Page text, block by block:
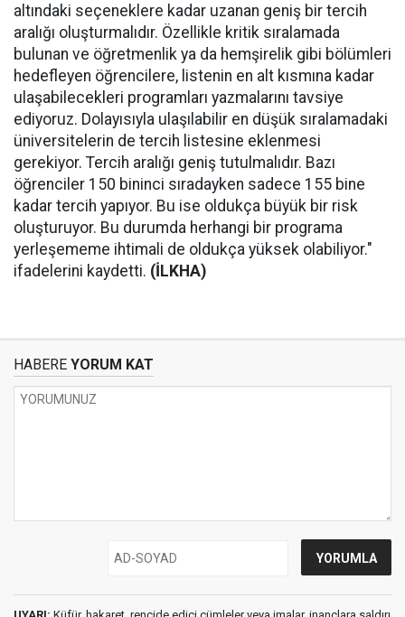
altındaki seçeneklere kadar uzanan geniş bir tercih
aralığı oluşturmalıdır. Özellikle kritik sıralamada
bulunan ve öğretmenlik ya da hemşirelik gibi bölümleri
hedefleyen öğrencilere, listenin en alt kısmına kadar
ulaşabilecekleri programları yazmalarını tavsiye
ediyoruz. Dolayısıyla ulaşılabilir en düşük sıralamadaki
üniversitelerin de tercih listesine eklenmesi
gerekiyor. Tercih aralığı geniş tutulmalıdır. Bazı
öğrenciler 150 bininci sıradayken sadece 155 bine
kadar tercih yapıyor. Bu ise oldukça büyük bir risk
oluşturuyor. Bu durumda herhangi bir programa
yerleşememe ihtimali de oldukça yüksek olabiliyor."
ifadelerini kaydetti. (İLKHA)
HABERE YORUM KAT